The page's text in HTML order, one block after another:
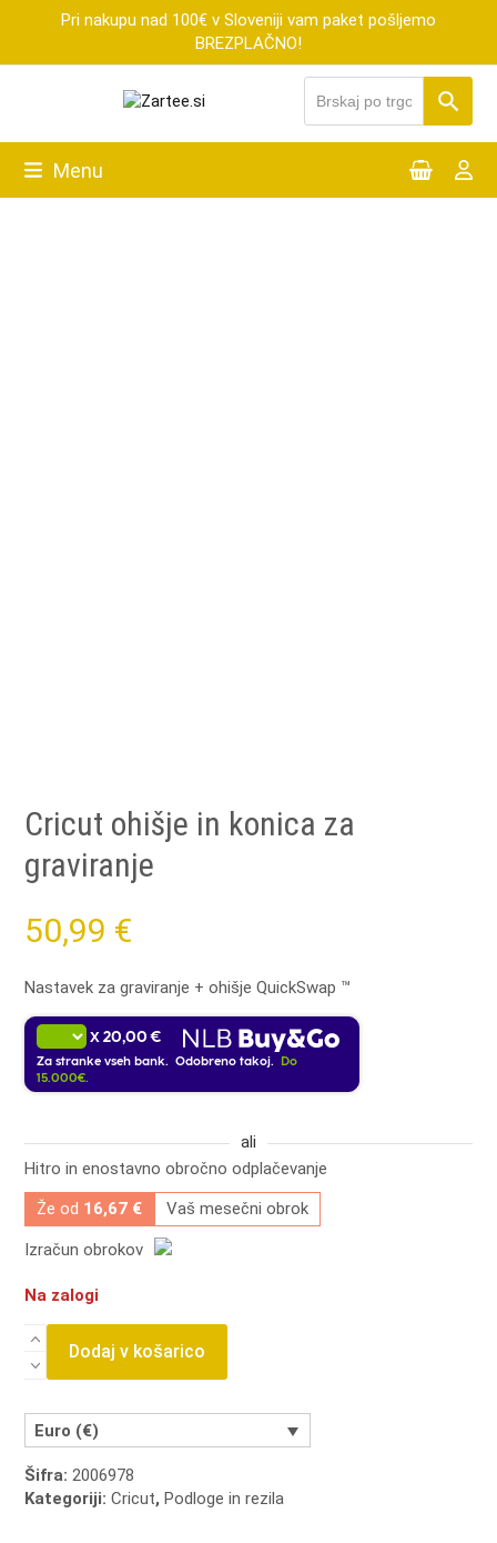
Pri nakupu nad 100€ v Sloveniji vam paket pošljemo
BREZPLAČNO!
Menu
Cricut ohišje in konica za
graviranje
50,99 €
Nastavek za graviranje + ohišje QuickSwap ™
X 20,00 €
Za stranke vseh bank. Odobreno takoj.
Do
15.000€.
ali
Hitro in enostavno obročno odplačevanje
Že od 16,67 € Vaš mesečni obrok
Izračun obrokov
Na zalogi
Cricut
za
graviranje
količina
Dodaj v košarico
Euro (€)
Šifra:2006978
Kategoriji:Cricut,Podloge in rezila